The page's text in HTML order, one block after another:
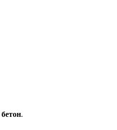
бетон.